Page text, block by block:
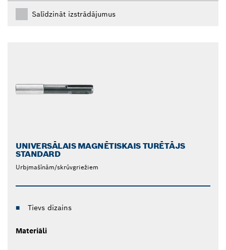
Salīdzināt izstrādājumus
UNIVERSĀLAIS MAGNĒTISKAIS TURĒTĀJS
STANDARD
Urbjmašīnām/skrūvgriežiem
Tievs dizains
Materiāli